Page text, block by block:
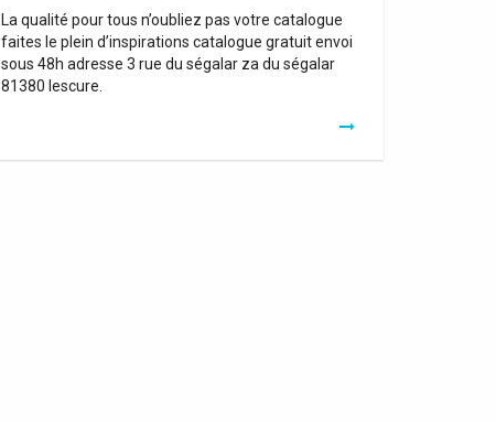
La qualité pour tous n’oubliez pas votre catalogue
faites le plein d’inspirations catalogue gratuit envoi
sous 48h adresse 3 rue du ségalar za du ségalar
81380 lescure.